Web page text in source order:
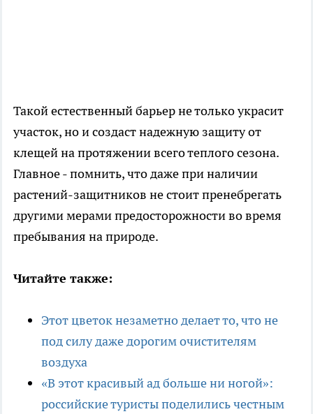
Такой естественный барьер не только украсит
участок, но и создаст надежную защиту от
клещей на протяжении всего теплого сезона.
Главное - помнить, что даже при наличии
растений-защитников не стоит пренебрегать
другими мерами предосторожности во время
пребывания на природе.
Читайте также:
Этот цветок незаметно делает то, что не
под силу даже дорогим очистителям
воздуха
«В этот красивый ад больше ни ногой»:
российские туристы поделились честным